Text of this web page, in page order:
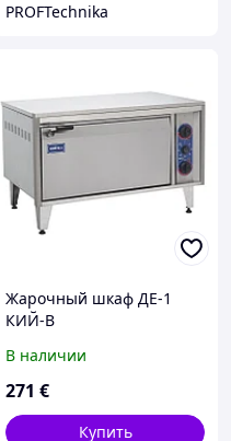
PROFTechnika
Жарочный шкаф ДЕ-1
КИЙ-В
В наличии
271 €
Купить